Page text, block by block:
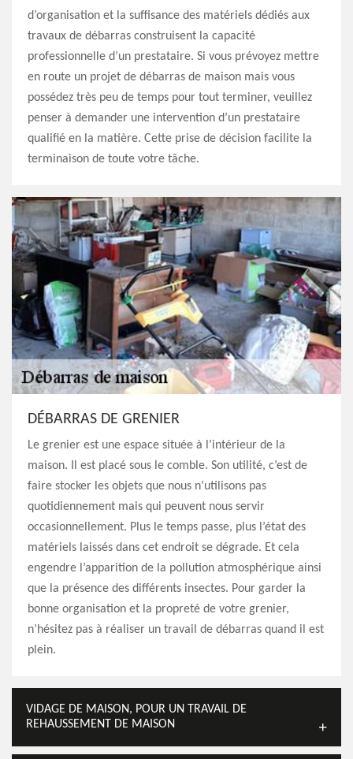
d’organisation et la suffisance des matériels dédiés aux
travaux de débarras construisent la capacité
professionnelle d’un prestataire. Si vous prévoyez mettre
en route un projet de débarras de maison mais vous
possédez très peu de temps pour tout terminer, veuillez
penser à demander une intervention d’un prestataire
qualifié en la matière. Cette prise de décision facilite la
terminaison de toute votre tâche.
DÉBARRAS DE GRENIER
Le grenier est une espace située à l’intérieur de la
maison. Il est placé sous le comble. Son utilité, c’est de
faire stocker les objets que nous n’utilisons pas
quotidiennement mais qui peuvent nous servir
occasionnellement. Plus le temps passe, plus l’état des
matériels laissés dans cet endroit se dégrade. Et cela
engendre l’apparition de la pollution atmosphérique ainsi
que la présence des différents insectes. Pour garder la
bonne organisation et la propreté de votre grenier,
n’hésitez pas à réaliser un travail de débarras quand il est
plein.
VIDAGE DE MAISON, POUR UN TRAVAIL DE
REHAUSSEMENT DE MAISON